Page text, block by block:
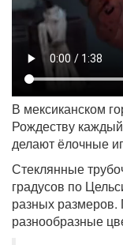
В мексиканском
Рождеству
делают ёлочные
Стеклянные
градусов по
разных
разнообразные